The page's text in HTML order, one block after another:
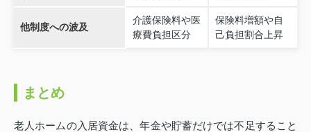
他制度への波及
介護保険料や医
療費負担区分
保険料増額や自
己負担割合上昇
まとめ
老人ホームの入居資金は、年金や貯蓄だけでは不足すること